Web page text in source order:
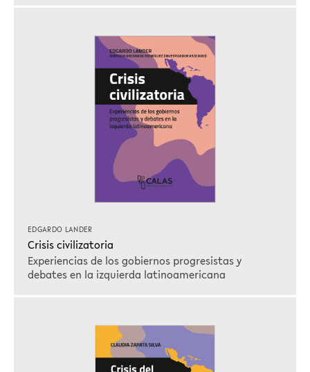
EDGARDO LANDER
Crisis civilizatoria
Experiencias de los gobiernos progresistas y
debates en la izquierda latinoamericana